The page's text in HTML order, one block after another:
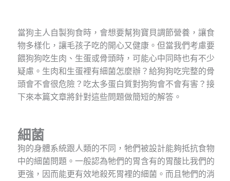
當狗主人自製狗食時，會想要幫狗寶貝調節營養，讓食
物多樣化，讓毛孩子吃的開心又健康。但當我們考慮要
餵狗狗吃生肉、生蛋或骨頭時，可能心中同時也有不少
疑慮。生肉和生蛋裡有細菌怎麼辦？給狗狗吃完整的骨
頭會不會很危險？吃太多蛋白質對狗狗會不會有害？接
下來本篇文章將針對這些問題做簡短的解答。
細菌
狗的身體系統跟人類的不同，牠們被設計能夠抵抗食物
中的細菌問題。一般認為牠們的胃含有的胃酸比我們的
更強，因而能更有效地殺死胃裡的細菌。而且牠們的消